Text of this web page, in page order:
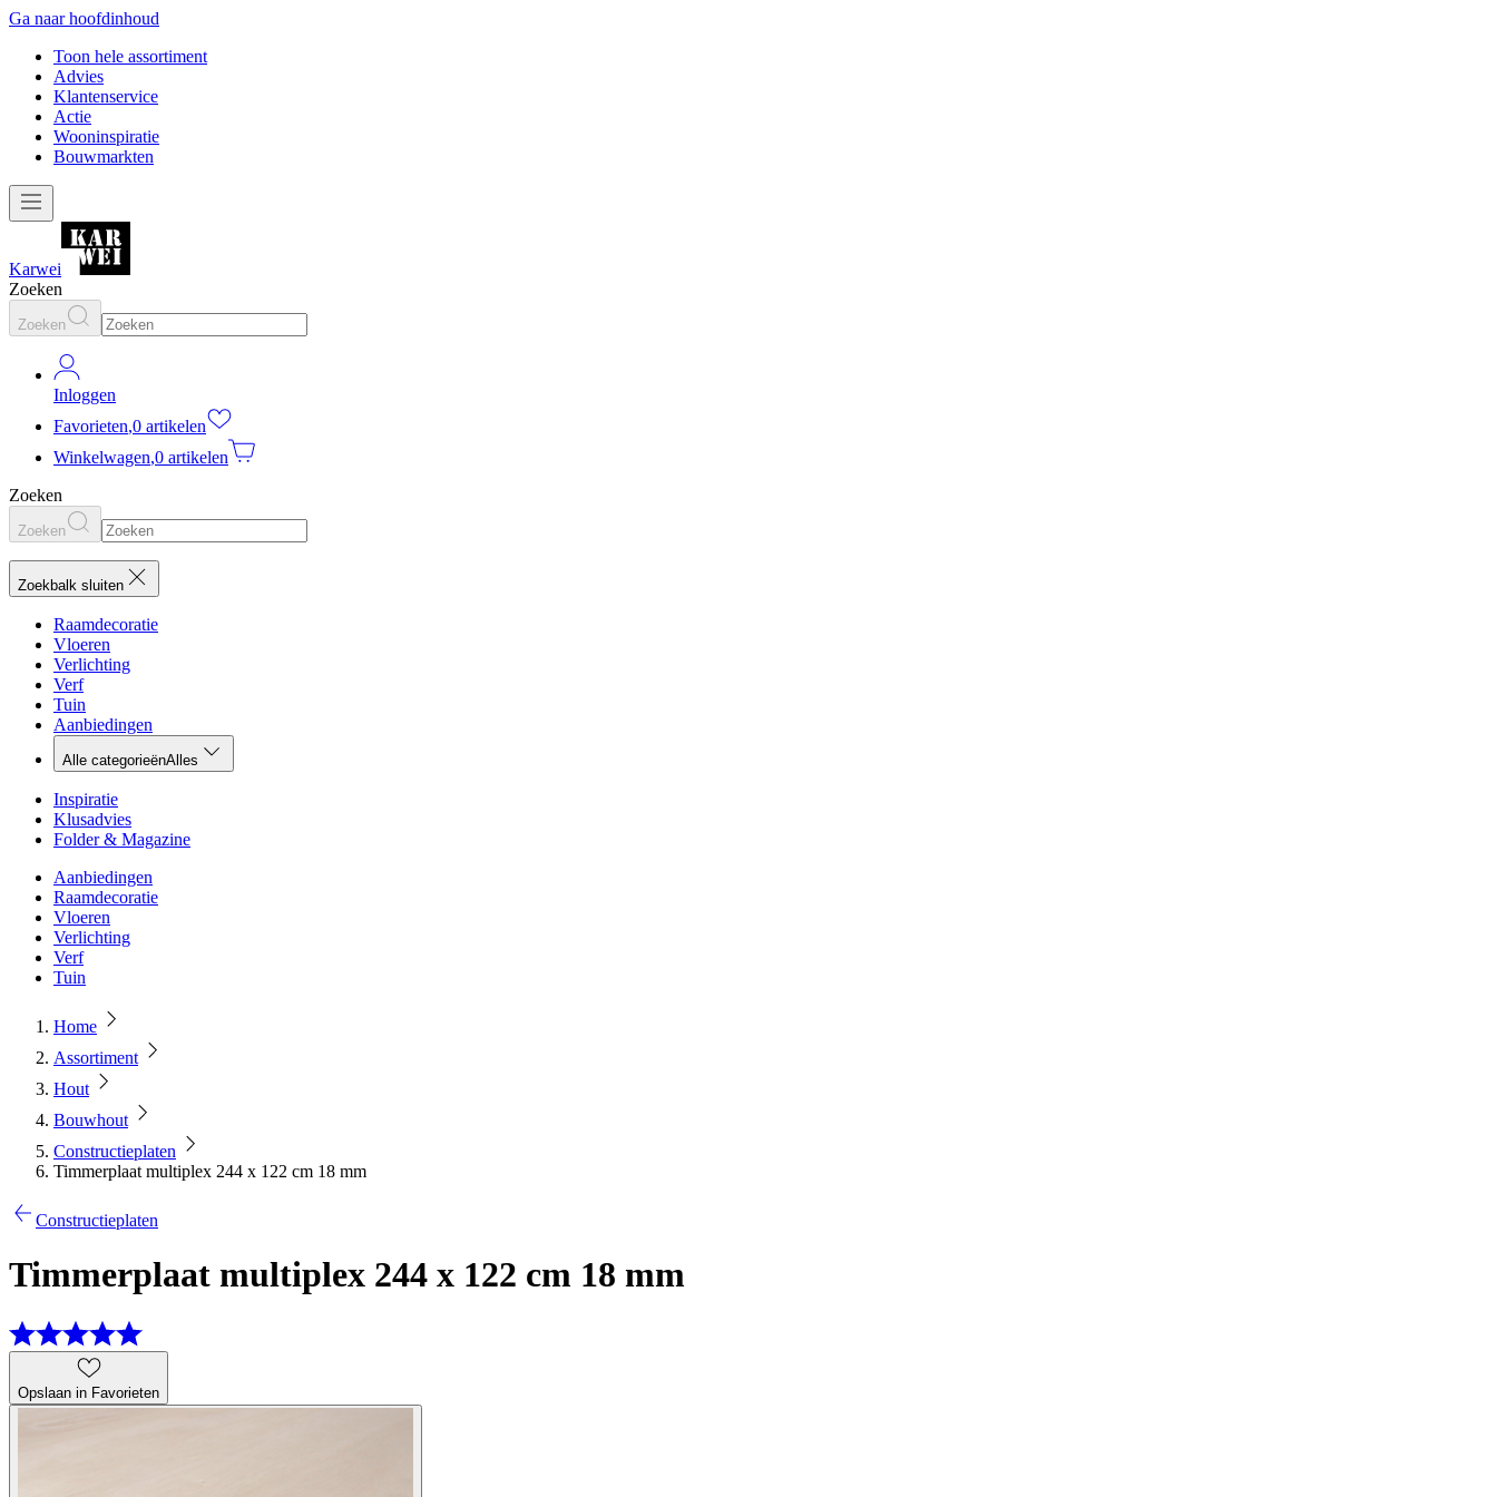
Ga naar hoofdinhoud
Toon hele assortiment
Advies
Klantenservice
Actie
Wooninspiratie
Bouwmarkten
Karwei
Zoeken
Zoeken
Inloggen
Favorieten,0 artikelen
Winkelwagen,0 artikelen
Zoeken
Zoeken
Zoekbalk sluiten
Raamdecoratie
Vloeren
Verlichting
Verf
Tuin
Aanbiedingen
Alle categorieënAlles
Inspiratie
Klusadvies
Folder & Magazine
Aanbiedingen
Raamdecoratie
Vloeren
Verlichting
Verf
Tuin
Home
Assortiment
Hout
Bouwhout
Constructieplaten
Timmerplaat multiplex 244 x 122 cm 18 mm
Constructieplaten
Timmerplaat multiplex 244 x 122 cm 18 mm
Opslaan in Favorieten